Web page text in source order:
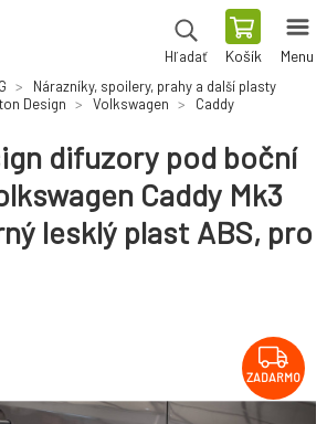
Hľadať Košík Menu
Nárazníky, spoilery, prahy a další plasty
Design
Volkswagen Caddy
difuzory pod boční
Caddy Mk3
lesklý plast ABS, pro
ZADARMO